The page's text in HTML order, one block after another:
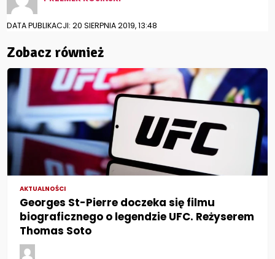
DATA PUBLIKACJI: 20 SIERPNIA 2019, 13:48
Zobacz również
AKTUALNOŚCI
Georges St-Pierre doczeka się filmu
biograficznego o legendzie UFC. Reżyserem
Thomas Soto